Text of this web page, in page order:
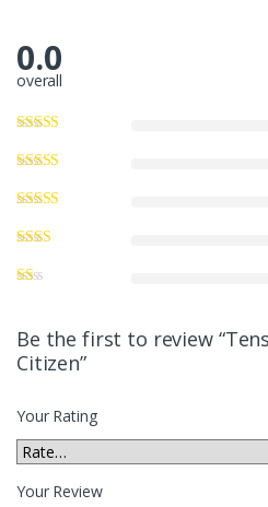
0.0
overall
Be the first to review
Citizen”
Your Rating
Your Review